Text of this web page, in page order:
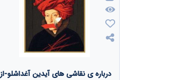
درباره ی نقاشی های آیدین آغداشلو-از